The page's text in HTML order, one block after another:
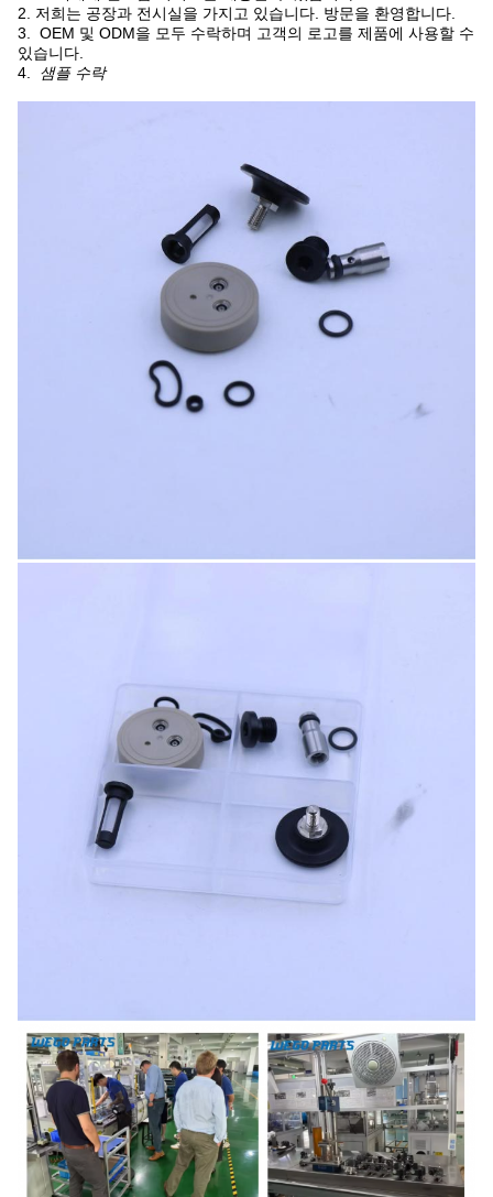
2. 저희는 공장과 전시실을 가지고 있습니다. 방문을 환영합니다.
3. OEM 및 ODM을 모두 수락하며 고객의 로고를 제품에 사용할 수
있습니다.
4. 샘플 수락